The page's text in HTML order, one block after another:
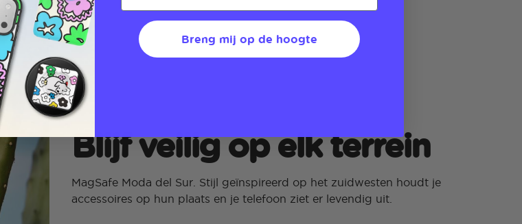
Blijf veilig op elk terrein
MagSafe Moda del Sur. Stijl geïnspireerd op het zuidwesten houdt je
accessoires op hun plaats en je telefoon ziet er levendig uit.
Breng mij op de hoogte